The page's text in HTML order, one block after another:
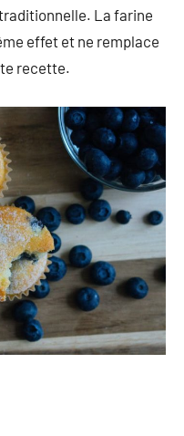
La farine
effet et ne remplace
recette.